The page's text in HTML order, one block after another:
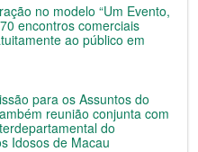
no modelo “Um Evento,
encontros comerciais
ao público em
para os Assuntos do
reunião conjunta com
do
Idosos de Macau